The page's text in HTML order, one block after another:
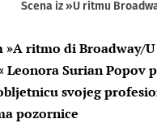
Scena iz »U ritmu
»A ritmo di Broadway/
Leonora Surian Popov
svojeg
pozornice